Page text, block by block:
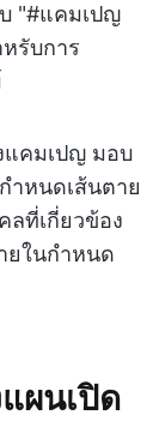
"#แคมเปญ
รับการ
แคมเปญ มอบ
ำหนดเส้นตาย
ลที่เกี่ยวข้อง
ยในกำหนด
ผนเปิด